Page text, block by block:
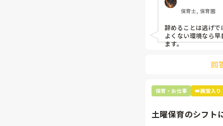
もう何も言わずに
子どもの言いなりに
などいう意見で…
上の先生に相談する
正直苦しい。
辞めることは逃げ、
続けています
保育士, 保育園
辞めることは逃げで
よくない環境なら
ます。
回
保育・お仕事 👑殿堂入り
土曜保育のシフト